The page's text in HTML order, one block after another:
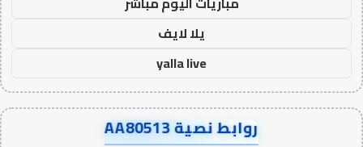
يلا لايف
yalla live
روابط نصية AA80513